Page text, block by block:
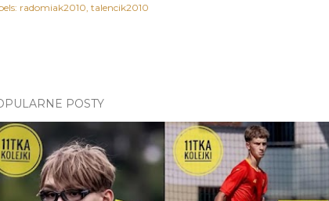
radomiak2010 talencik2010
POSTY